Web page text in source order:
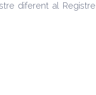
diferent al